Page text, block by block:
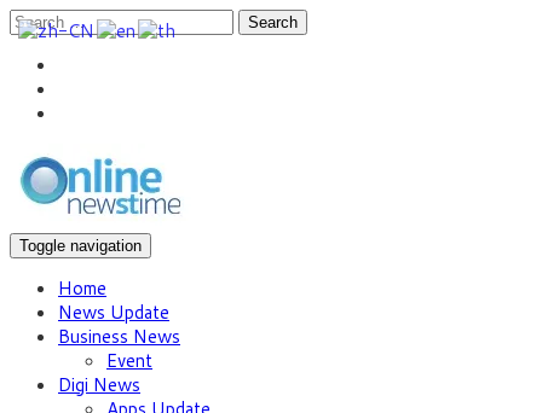
Search
Toggle navigation
Home
News Update
Business News
Event
Digi News